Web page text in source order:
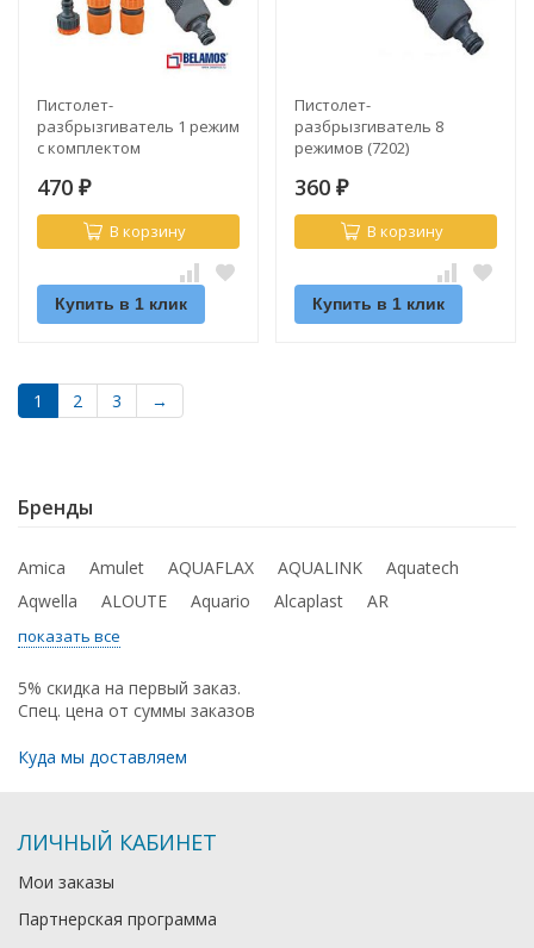
Пистолет-
разбрызгиватель 1 режим
с комплектом
470 ₽
В корзину
Купить в 1 клик
Пистолет-
разбрызгиватель 8
режимов (7202)
360 ₽
В корзину
Купить в 1 клик
1 2 3 →
Бренды
Amica Amulet AQUAFLAX AQUALINK
Aquatech
Aqwella
ALOUTE Aquario Alcaplast AR
показать все
5% скидка на первый заказ.
Спец. цена от суммы заказов
Куда мы доставляем
ЛИЧНЫЙ КАБИНЕТ
Мои заказы
Партнерская программа